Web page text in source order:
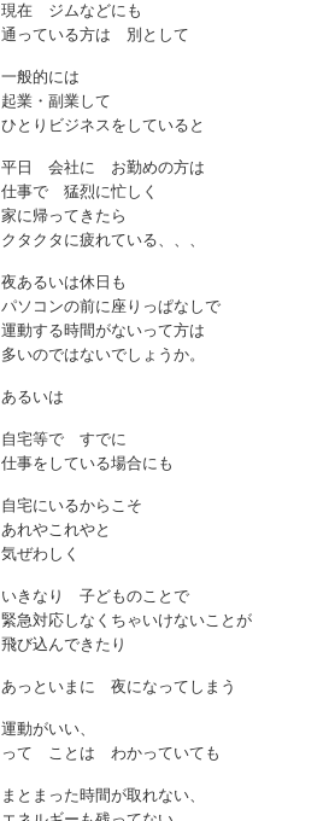
現在 ジムなどにも
通っている方は 別として
一般的には
起業・副業して
ひとりビジネスをしていると
平日 会社に お勤めの方は
仕事で 猛烈に忙しく
家に帰ってきたら
クタクタに疲れている、、、
夜あるいは休日も
パソコンの前に座りっぱなしで
運動する時間がないって方は
多いのではないでしょうか。
あるいは
自宅等で すでに
仕事をしている場合にも
自宅にいるからこそ
あれやこれやと
気ぜわしく
いきなり 子どものことで
緊急対応しなくちゃいけないことが
飛び込んできたり
あっといまに 夜になってしまう
運動がいい、
って ことは わかっていても
まとまった時間が取れない、